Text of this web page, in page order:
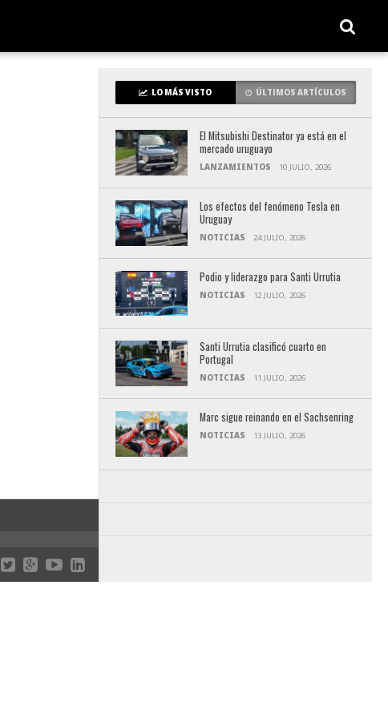
LO MÁS VISTO ÚLTIMOS ARTÍCULOS
El Mitsubishi Destinator ya está en el
mercado uruguayo
LANZAMIENTOS 10 JULIO, 2026
Los efectos del fenómeno Tesla en
Uruguay
NOTICIAS 24 JULIO, 2026
Podio y liderazgo para Santi Urrutia
NOTICIAS 12 JULIO, 2026
Santi Urrutia clasificó cuarto en
Portugal
NOTICIAS 11 JULIO, 2026
Marc sigue reinando en el Sachsenring
NOTICIAS 13 JULIO, 2026